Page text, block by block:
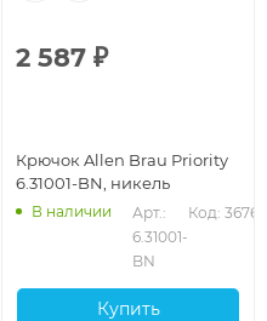
2 587 ₽
Крючок Allen Brau Priority
6.31001-BN, никель
В наличии
Арт.:
6.31001-
BN
Код: 36762
Купить